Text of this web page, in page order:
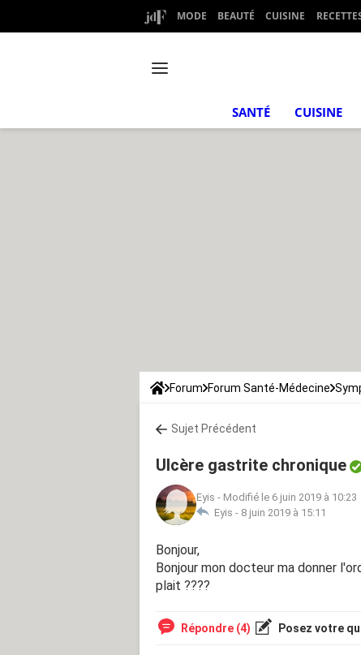
MODE BEAUTÉ CUISINE
SANTÉ CUISINE
Forum Forum Santé-Médecine
Sujet Précédent
Ulcère gastrite chronique
Eyis - Modifié le 6 juin 2019 à 10:23
Eyis - 8 juin 2019 à 15:11
Bonjour,
Bonjour mon docteur ma donner
plait ????
Répondre (4) Posez votre